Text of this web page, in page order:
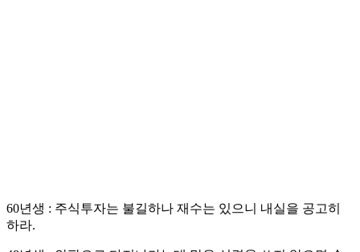
60년생 : 주식투자는 불길하나 재수는 있으니 내실을 공고히
하라.